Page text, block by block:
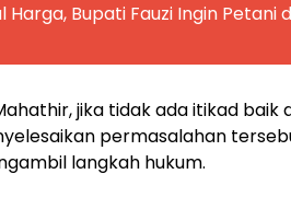
Harga, Bupati Fauzi Ingin Petani
jika tidak ada itikad baik
permasalahan
langkah hukum.